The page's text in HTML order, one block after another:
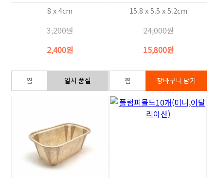
8 x 4cm
3,200원
2,400원
15.8 x 5.5 x 5.2cm
24,000원
15,800원